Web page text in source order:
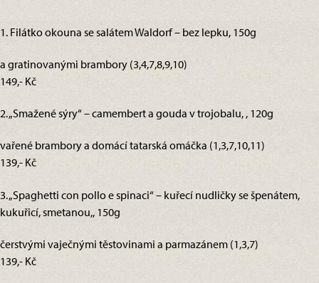
1. Filátko okouna se salátem Waldorf – bez lepku, 150g
a gratinovanými brambory (3,4,7,8,9,10)
149,- Kč
2. „Smažené sýry“ – camembert a gouda v trojobalu, , 120g
vařené brambory a domácí tatarská omáčka (1,3,7,10,11)
139,- Kč
3. „Spaghetti con pollo e spinaci“ – kuřecí nudličky se špenátem,
kukuřicí, smetanou,, 150g
čerstvými vaječnými těstovinami a parmazánem (1,3,7)
139,- Kč